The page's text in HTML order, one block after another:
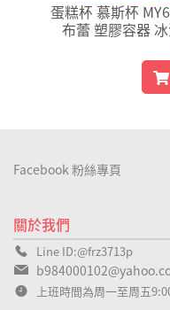
蛋糕杯 慕斯杯
布蕾 塑膠容器
關於我們
Line ID:@frz3713p
上班時間為周一至周五
Facebook 粉絲專頁